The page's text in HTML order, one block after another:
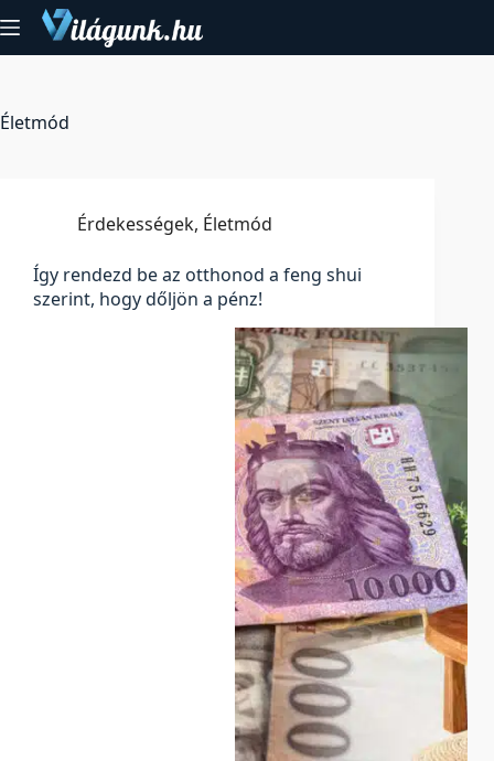
to
content
Életmód
Érdekességek, Életmód
Így rendezd be az otthonod a feng shui
szerint, hogy dőljön a pénz!